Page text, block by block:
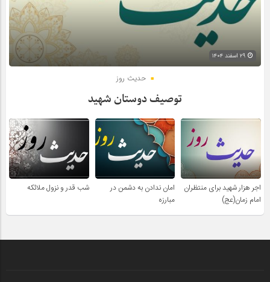
حدیث روز
توصیف دوستان شهید
اجر هزار شهید برای منتظران
امام زمان(عج)
امان ندادن به دشمن در
مبارزه
شب قدر و نزول ملائکه